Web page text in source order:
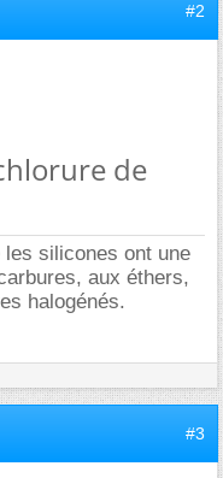
#2
de
les silicones ont une
aux éthers,
halogénés.
#3